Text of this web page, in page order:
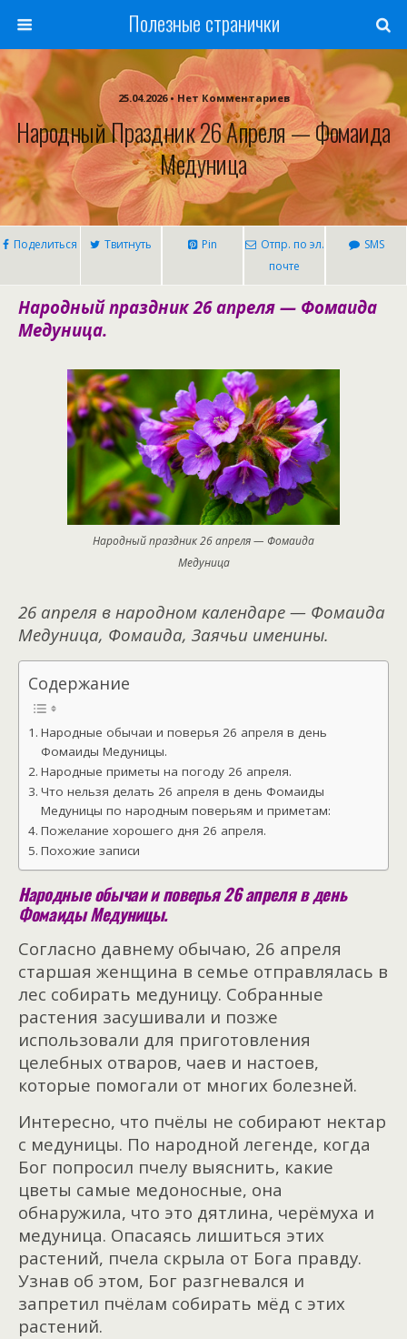
Полезные странички
25.04.2026 • Нет Комментариев
Народный Праздник 26 Апреля — Фомаида
Медуница
Поделиться Твитнуть Pin
Отпр. по эл.
почте
SMS
Народный праздник 26 апреля — Фомаида
Медуница.
Народный праздник 26 апреля — Фомаида
Медуница
26 апреля в народном календаре — Фомаида
Медуница, Фомаида, Заячьи именины.
Содержание
Народные обычаи и поверья 26 апреля в день
Фомаиды Медуницы.
Народные приметы на погоду 26 апреля.
Что нельзя делать 26 апреля в день Фомаиды
Медуницы по народным поверьям и приметам:
Пожелание хорошего дня 26 апреля.
Похожие записи
Народные обычаи и поверья 26 апреля в день
Фомаиды Медуницы.
Согласно давнему обычаю, 26 апреля
старшая женщина в семье отправлялась в
лес собирать медуницу. Собранные
растения засушивали и позже
использовали для приготовления
целебных отваров, чаев и настоев,
которые помогали от многих болезней.
Интересно, что пчёлы не собирают нектар
с медуницы. По народной легенде, когда
Бог попросил пчелу выяснить, какие
цветы самые медоносные, она
обнаружила, что это дятлина, черёмуха и
медуница. Опасаясь лишиться этих
растений, пчела скрыла от Бога правду.
Узнав об этом, Бог разгневался и
запретил пчёлам собирать мёд с этих
растений.